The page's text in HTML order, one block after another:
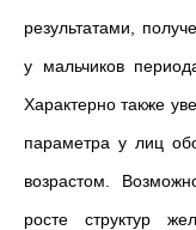
результатами,
у мальчиков
Характерно также
параметра у лиц
возрастом.
росте структур